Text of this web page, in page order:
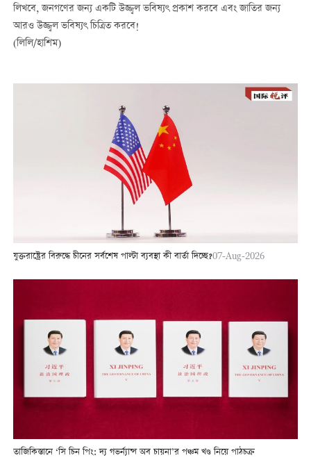
লিখবে, জনগণের জন্য একটি উজ্জ্বল ভবিষ্যৎ প্রকাশ করবে এবং জাতির জন্য
আরও উজ্জ্বল ভবিষ্যৎ চিত্রিত করবে!
(লিলি/হাশিম)
যুক্তরাষ্ট্রের বিরুদ্ধে চীনের সর্বশেষ পাল্টা ব্যবস্থা কী বার্তা দিচ্ছে?07-Aug-2026
তাজিকিস্তানে ‘সি চিন পিং: দ্য গভর্ন্যান্স অব চায়না’র পঞ্চম খণ্ড নিয়ে পাঠচক্র